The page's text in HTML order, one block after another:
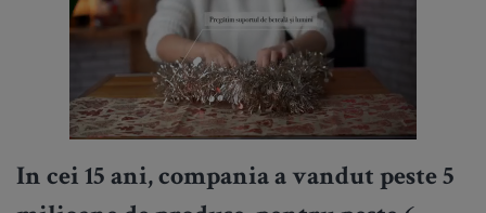
In cei 15 ani, compania a vandut peste 5